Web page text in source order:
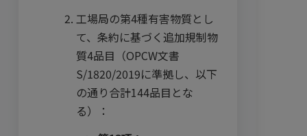
工場局の第4種有害物質とし
て、条約に基づく追加規制物
質4品目（OPCW文書
S/1820/2019に準拠し、以下
の通り合計144品目とな
る）：